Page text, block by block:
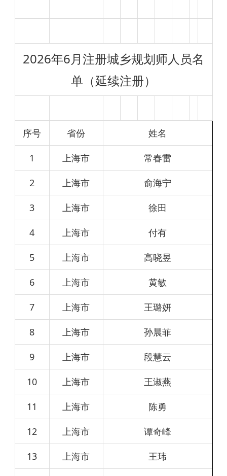
2026年6月注册城乡规划师人员名
单（延续注册）
序号 省份 姓名
1 上海市 常春雷
2 上海市 俞海宁
3 上海市 徐田
4 上海市 付有
5 上海市 高晓昱
6 上海市 黄敏
7 上海市 王璐妍
8 上海市 孙晨菲
9 上海市 段慧云
10 上海市 王淑燕
11 上海市 陈勇
12 上海市 谭奇峰
13 上海市 王玮